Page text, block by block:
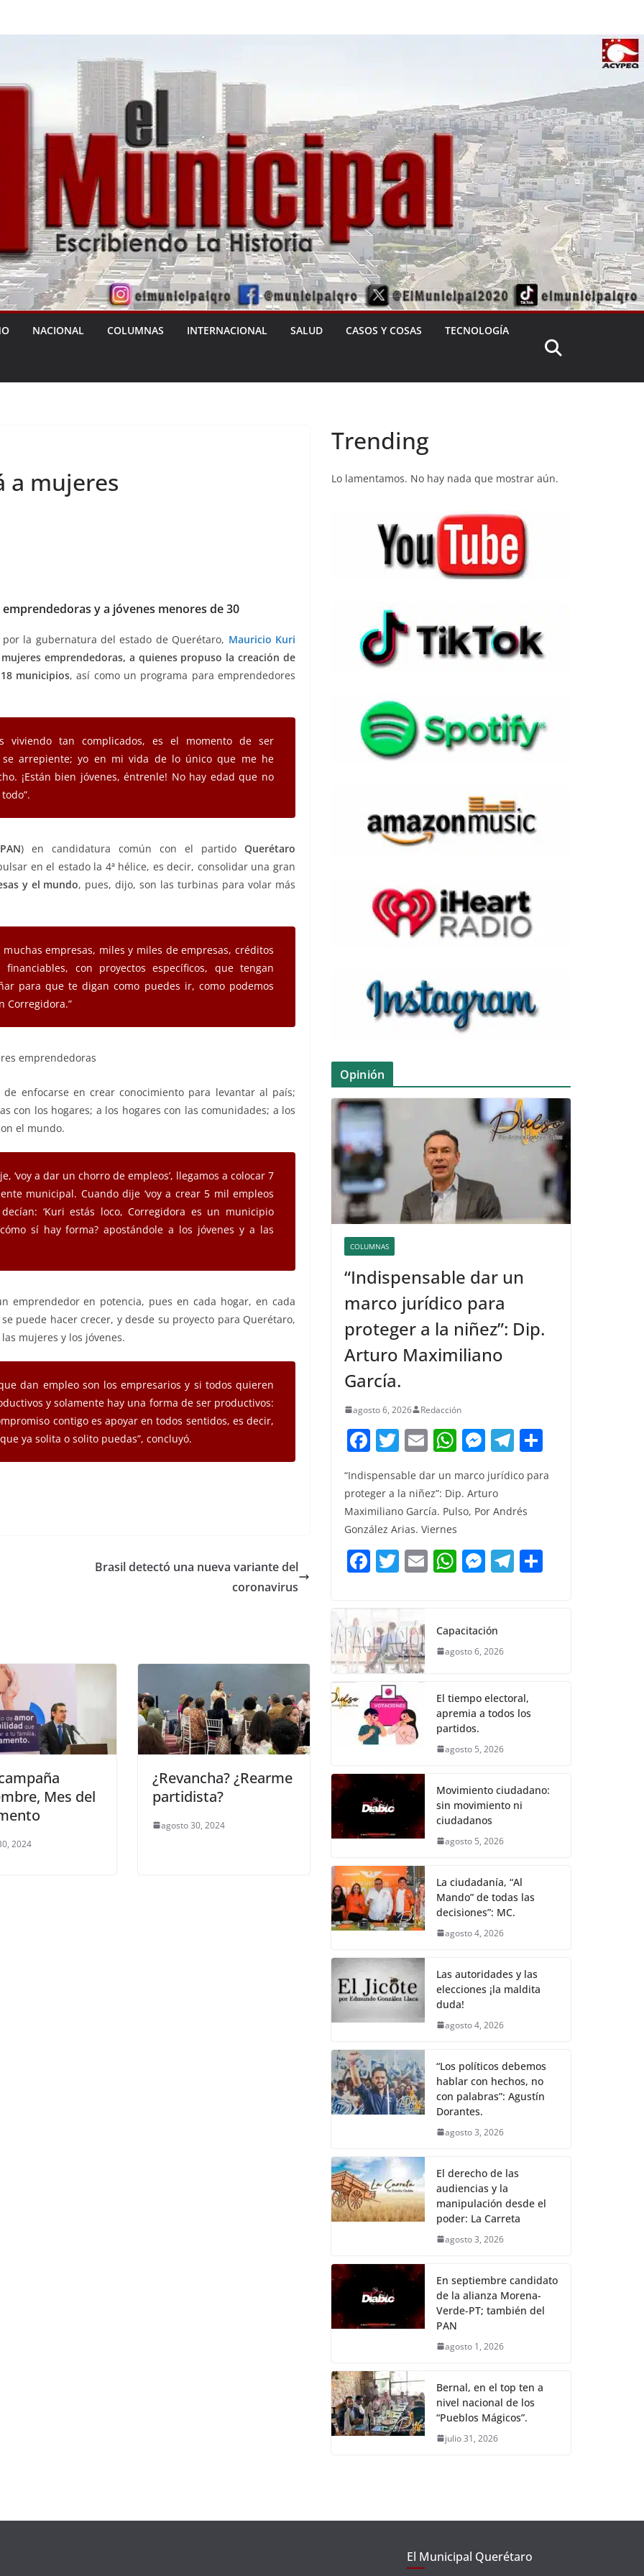
NACIONAL COLUMNAS INTERNACIONAL SALUD CASOS Y COSAS TECNOLOGÍA
a mujeres
y a jóvenes menores de 30
la gubernatura del estado de Querétaro, Mauricio Kuri
emprendedoras, a quienes propuso la creación de
municipios, así como un programa para emprendedores
viviendo tan complicados, es el momento de ser
arrepiente; yo en mi vida de lo único que me he
¡Están bien jóvenes, éntrenle! No hay edad que no
PAN) en candidatura común con el partido Querétaro
en el estado la 4ª hélice, es decir, consolidar una gran
y el mundo, pues, dijo, son las turbinas para volar más
empresas, miles y miles de empresas, créditos
con proyectos específicos, que tengan
para que te digan como puedes ir, como podemos
Corregidora.”
enfocarse en crear conocimiento para levantar al país;
con los hogares; a los hogares con las comunidades; a los
el mundo.
‘voy a dar un chorro de empleos’, llegamos a colocar 7
municipal. Cuando dije ‘voy a crear 5 mil empleos
‘Kuri estás loco, Corregidora es un municipio
sí hay forma? apostándole a los jóvenes y a las
emprendedor en potencia, pues en cada hogar, en cada
puede hacer crecer, y desde su proyecto para Querétaro,
mujeres y los jóvenes.
dan empleo son los empresarios y si todos quieren
y solamente hay una forma de ser productivos:
contigo es apoyar en todos sentidos, es decir,
ya solita o solito puedas”, concluyó.
Brasil detectó una nueva variante del
coronavirus
Mes del
2024
¿Revancha? ¿Rearme
partidista?
agosto 30, 2024
Trending
Lo lamentamos. No hay nada que mostrar aún.
Opinión
COLUMNAS
“Indispensable dar un
marco jurídico para
proteger a la niñez”: Dip.
Arturo Maximiliano
García.
agosto 6, 2026 Redacción
F
c
e
b
o
o
k
T
w
itt
er
E
ai
l
W
at
s
p
p
M
e
ss
e
g
er
T
e
gr
m
m
“Indispensable dar un marco jurídico para
proteger a la niñez”: Dip. Arturo
Maximiliano García. Pulso, Por Andrés
González Arias. Viernes
F
c
e
b
o
o
k
T
itt
er
E W
s
A
p
M
e
n
er
T
Capacitación
agosto 6, 2026
El tiempo electoral,
apremia a todos los
partidos.
agosto 5, 2026
Movimiento ciudadano:
sin movimiento ni
ciudadanos
agosto 5, 2026
La ciudadanía, “Al
Mando” de todas las
decisiones”: MC.
agosto 4, 2026
Las autoridades y las
elecciones ¡la maldita
duda!
agosto 4, 2026
“Los políticos debemos
hablar con hechos, no
con palabras”: Agustín
Dorantes.
agosto 3, 2026
El derecho de las
audiencias y la
manipulación desde el
poder: La Carreta
agosto 3, 2026
En septiembre candidato
de la alianza Morena-
Verde-PT; también del
PAN
agosto 1, 2026
Bernal, en el top ten a
nivel nacional de los
“Pueblos Mágicos”.
julio 31, 2026
El Municipal Querétaro